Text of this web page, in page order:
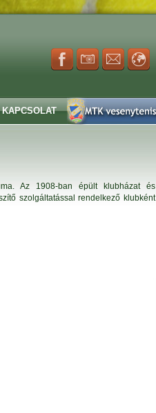
KAPCSOLAT
Az 1908-ban épült klubházat és
szolgáltatással rendelkező klubként